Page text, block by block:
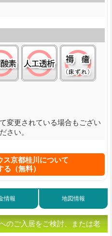
(人工肛門):○
在宅酸素:○ 人工透析:○ 褥
変更されている場合もござい
さい。
ス京都桂川について
る（無料）
情報 地図情報
のご入居をご検討、または老